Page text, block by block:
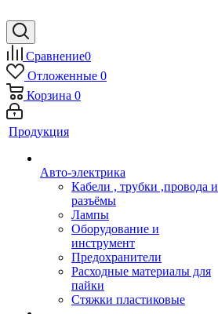
Сравнение0
Отложенные 0
Корзина 0
Продукция
Авто-электрика
Кабели , трубки ,провода и
разъёмы
Лампы
Оборудование и
инструмент
Предохранители
Расходные материалы для
пайки
Стяжки пластиковые